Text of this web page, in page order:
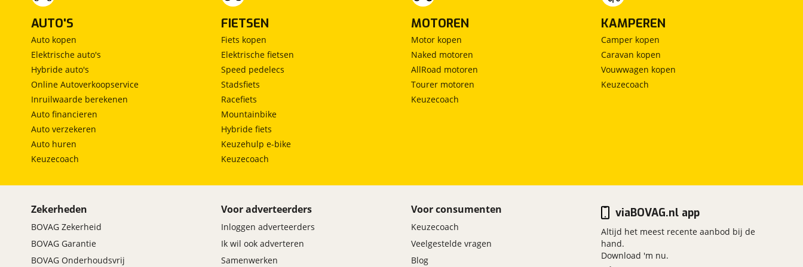
AUTO'S
Auto kopen
Elektrische auto's
Hybride auto's
Online Autoverkoopservice
Inruilwaarde berekenen
Auto financieren
Auto verzekeren
Auto huren
Keuzecoach
FIETSEN
Fiets kopen
Elektrische fietsen
Speed pedelecs
Stadsfiets
Racefiets
Mountainbike
Hybride fiets
Keuzehulp e-bike
Keuzecoach
MOTOREN
Motor kopen
Naked motoren
AllRoad motoren
Tourer motoren
Keuzecoach
KAMPEREN
Camper kopen
Caravan kopen
Vouwwagen kopen
Keuzecoach
Zekerheden
BOVAG Zekerheid
BOVAG Garantie
BOVAG Onderhoudsvrij
Voor adverteerders
Inloggen adverteerders
Ik wil ook adverteren
Samenwerken
Voor consumenten
Keuzecoach
Veelgestelde vragen
Blog
viaBOVAG.nl app
Altijd het meest recente aanbod bij de
hand.
Download 'm nu.